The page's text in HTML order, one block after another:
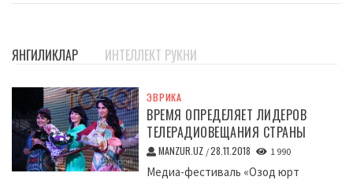
ЯНГИЛИКЛАР ИНТЕЛЛЕКТ РУКНИ
ЭВРИКА
ВРЕМЯ ОПРЕДЕЛЯЕТ ЛИДЕРОВ
ТЕЛЕРАДИОВЕЩАНИЯ СТРАНЫ
MANZUR.UZ /28.11.2018 1 990
Медиа-фестиваль «Озод юрт